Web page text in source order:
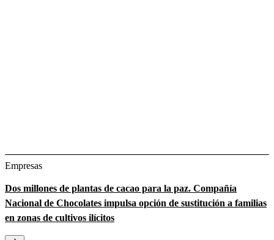
Empresas
Dos millones de plantas de cacao para la paz. Compañía
Nacional de Chocolates impulsa opción de sustitución a familias
en zonas de cultivos ilícitos